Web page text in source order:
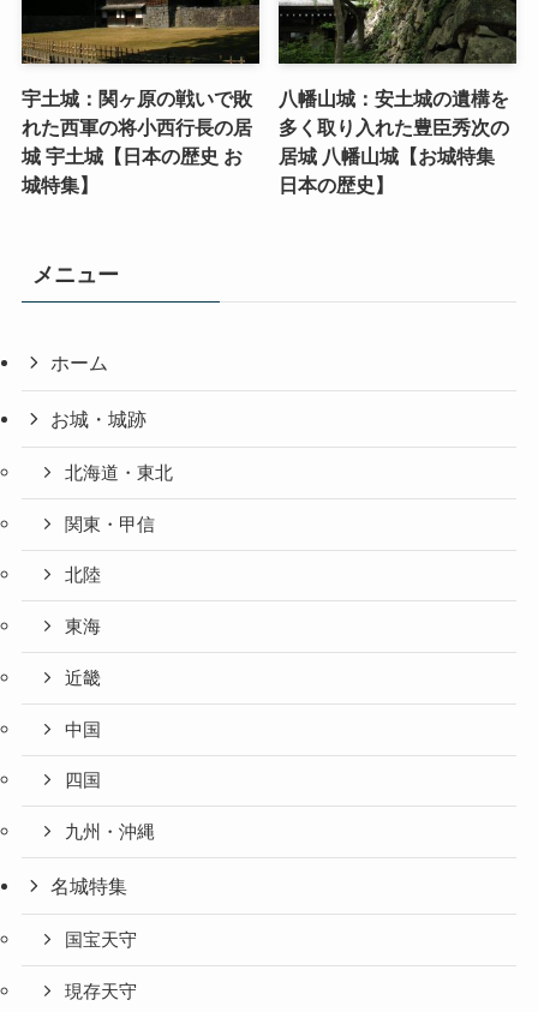
宇土城：関ヶ原の戦いで敗
れた西軍の将小西行長の居
城 宇土城【日本の歴史 お
城特集】
八幡山城：安土城の遺構を
多く取り入れた豊臣秀次の
居城 八幡山城【お城特集
日本の歴史】
メニュー
ホーム
お城・城跡
北海道・東北
関東・甲信
北陸
東海
近畿
中国
四国
九州・沖縄
名城特集
国宝天守
現存天守